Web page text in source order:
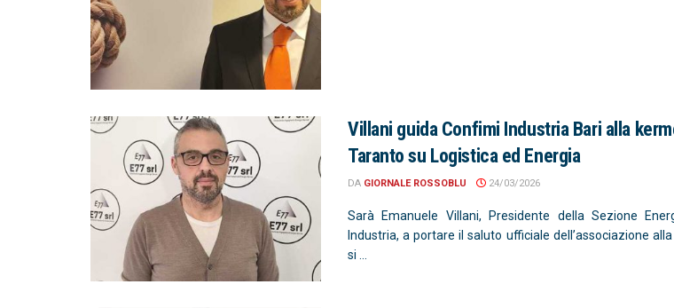
Villani guida Confimi Industria Bari alla
Taranto su Logistica ed Energia
DA GIORNALE ROSSOBLU 24/03/2026
Sarà Emanuele Villani, Presidente della Sezione
Industria, a portare il saluto ufficiale dell’associazione
si ...